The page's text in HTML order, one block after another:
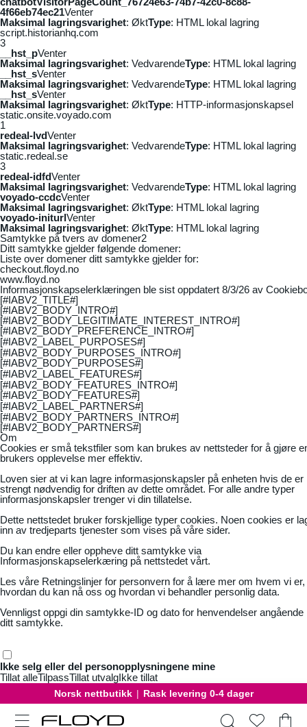
4f66eb74ec21Venter
Maksimal lagringsvarighet: ØktType: HTML lokal lagring
script.historianhq.com
3
__hst_pVenter
Maksimal lagringsvarighet: VedvarendeType: HTML lokal lagring
__hst_sVenter
Maksimal lagringsvarighet: VedvarendeType: HTML lokal lagring
__hst_sVenter
Maksimal lagringsvarighet: ØktType: HTTP-informasjonskapsel
static.onsite.voyado.com
1
redeal-lvdVenter
Maksimal lagringsvarighet: VedvarendeType: HTML lokal lagring
static.redeal.se
3
redeal-idfdVenter
Maksimal lagringsvarighet: VedvarendeType: HTML lokal lagring
voyado-ccdcVenter
Maksimal lagringsvarighet: ØktType: HTML lokal lagring
voyado-initurlVenter
Maksimal lagringsvarighet: ØktType: HTML lokal lagring
Samtykke på tvers av domener2
Ditt samtykke gjelder følgende domener:
Liste over domener ditt samtykke gjelder for:
checkout.floyd.no
www.floyd.no
Informasjonskapselerklæringen ble sist oppdatert 8/3/26 av
[#IABV2_TITLE#]
[#IABV2_BODY_INTRO#]
[#IABV2_BODY_LEGITIMATE_INTEREST_INTRO#]
[#IABV2_BODY_PREFERENCE_INTRO#]
[#IABV2_LABEL_PURPOSES#]
[#IABV2_BODY_PURPOSES_INTRO#]
[#IABV2_BODY_PURPOSES#]
[#IABV2_LABEL_FEATURES#]
[#IABV2_BODY_FEATURES_INTRO#]
[#IABV2_BODY_FEATURES#]
[#IABV2_LABEL_PARTNERS#]
[#IABV2_BODY_PARTNERS_INTRO#]
[#IABV2_BODY_PARTNERS#]
Om
Cookies er små tekstfiler som kan brukes av nettsteder for å gjøre
brukers opplevelse mer effektiv.
Loven sier at vi kan lagre informasjonskapsler på enheten hvis de er
strengt nødvendig for driften av dette området. For alle andre typer
informasjonskapsler trenger vi din tillatelse.
Dette nettstedet bruker forskjellige typer cookies. Noen cookies er
inn av tredjeparts tjenester som vises på våre sider.
Du kan endre eller oppheve ditt samtykke via
Informasjonskapselerkæring på nettstedet vårt.
Les våre Retningslinjer for personvern for å lære mer om hvem vi er,
hvordan du kan nå oss og hvordan vi behandler personlig data.
Vennligst oppgi din samtykke-ID og dato for henvendelser angående
ditt samtykke.
Ikke selg eller del personopplysningene mine
Tillat alleTilpassTillat utvalgIkke tillat
Norsk nettbutikk | Rask levering 0-4 dager